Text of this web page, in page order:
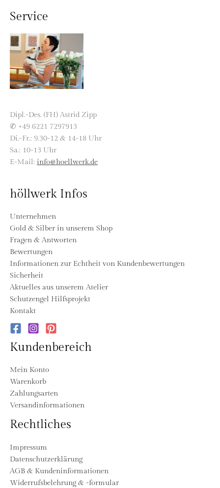
Service
Dipl.-Des. (FH) Astrid Zipp
✆ +49 6221 7297913
Di.-Fr.: 9.30-12 & 14-18 Uhr
Sa.: 10-13 Uhr
E-Mail: info@hoellwerk.de
höllwerk Infos
Unternehmen
Gold & Silber in unserem Shop
Fragen & Antworten
Bewertungen
Informationen zur Echtheit von Kundenbewertungen
Sicherheit
Aktuelles aus unserem Atelier
Schutzengel Hilfsprojekt
Kontakt
Kundenbereich
Mein Konto
Warenkorb
Zahlungsarten
Versandinformationen
Rechtliches
Impressum
Datenschutzerklärung
AGB & Kundeninformationen
Widerrufsbelehrung & -formular